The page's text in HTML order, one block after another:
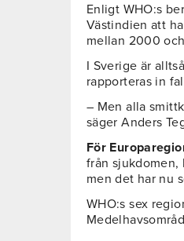
Enligt WHO:s
Västindien att
mellan 2000
I Sverige är
rapporteras in
– Men alla
säger Anders
För
från sjukdomen,
men det har nu
WHO:s sex